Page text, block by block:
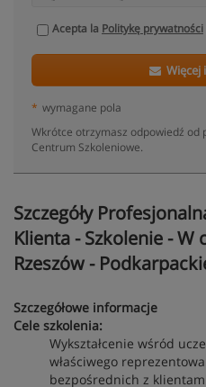
Acepta la Politykę prywatności
Więcej
* wymagane pola
Wkrótce otrzymasz odpowiedź
Centrum Szkoleniowe.
Szczegóły
Klienta - Szkolenie - W
Rzeszów -
Szczegółowe informacje
Cele szkolenia:
Wykształcenie wśród
właściwego
bezpośrednich z